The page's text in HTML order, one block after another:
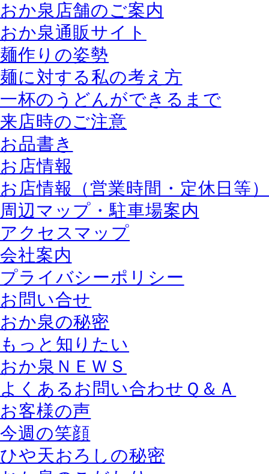
おか泉店舗のご案内
おか泉通販サイト
麺作りの姿勢
麺に対する私の考え方
一杯のうどんができるまで
来店時のご注意
お品書き
お店情報
お店情報（営業時間・定休日等）
周辺マップ・駐車場案内
アクセスマップ
会社案内
プライバシーポリシー
お問い合せ
おか泉の秘密
もっと知りたい
おか泉ＮＥＷＳ
よくあるお問い合わせＱ＆Ａ
お客様の声
今週の笑顔
ひや天おろしの秘密